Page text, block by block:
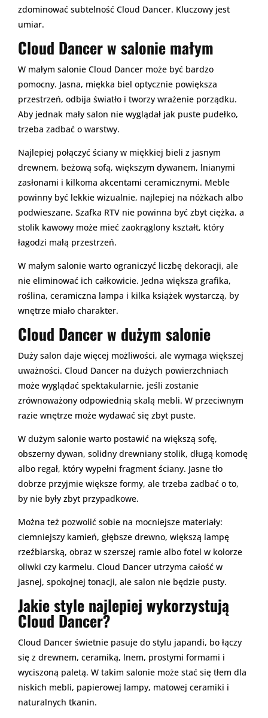
zdominować subtelność Cloud Dancer. Kluczowy jest
umiar.
Cloud Dancer w salonie małym
W małym salonie Cloud Dancer może być bardzo
pomocny. Jasna, miękka biel optycznie powiększa
przestrzeń, odbija światło i tworzy wrażenie porządku.
Aby jednak mały salon nie wyglądał jak puste pudełko,
trzeba zadbać o warstwy.
Najlepiej połączyć ściany w miękkiej bieli z jasnym
drewnem, beżową sofą, większym dywanem, lnianymi
zasłonami i kilkoma akcentami ceramicznymi. Meble
powinny być lekkie wizualnie, najlepiej na nóżkach albo
podwieszane. Szafka RTV nie powinna być zbyt ciężka, a
stolik kawowy może mieć zaokrąglony kształt, który
łagodzi małą przestrzeń.
W małym salonie warto ograniczyć liczbę dekoracji, ale
nie eliminować ich całkowicie. Jedna większa grafika,
roślina, ceramiczna lampa i kilka książek wystarczą, by
wnętrze miało charakter.
Cloud Dancer w dużym salonie
Duży salon daje więcej możliwości, ale wymaga większej
uważności. Cloud Dancer na dużych powierzchniach
może wyglądać spektakularnie, jeśli zostanie
zrównoważony odpowiednią skalą mebli. W przeciwnym
razie wnętrze może wydawać się zbyt puste.
W dużym salonie warto postawić na większą sofę,
obszerny dywan, solidny drewniany stolik, długą komodę
albo regał, który wypełni fragment ściany. Jasne tło
dobrze przyjmie większe formy, ale trzeba zadbać o to,
by nie były zbyt przypadkowe.
Można też pozwolić sobie na mocniejsze materiały:
ciemniejszy kamień, głębsze drewno, większą lampę
rzeźbiarską, obraz w szerszej ramie albo fotel w kolorze
oliwki czy karmelu. Cloud Dancer utrzyma całość w
jasnej, spokojnej tonacji, ale salon nie będzie pusty.
Jakie style najlepiej wykorzystują
Cloud Dancer?
Cloud Dancer świetnie pasuje do stylu japandi, bo łączy
się z drewnem, ceramiką, lnem, prostymi formami i
wyciszoną paletą. W takim salonie może stać się tłem dla
niskich mebli, papierowej lampy, matowej ceramiki i
naturalnych tkanin.